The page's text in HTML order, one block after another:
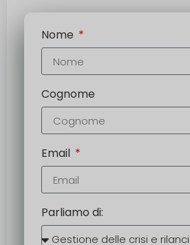
Nome
Cognome
Email
Parliamo di: